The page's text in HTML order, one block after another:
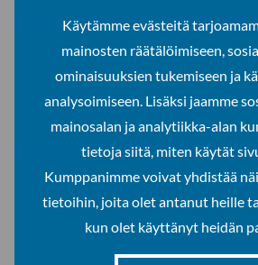
Käytämme evästeitä
mainosten räätälöimiseen,
ominaisuuksien tukemiseen ja
analysoimiseen. Lisäksi jaamme
mainosalan ja analytiikka-alan
tietoja siitä, miten käytät
Kumppanimme voivat yhdistää
tietoihin, joita olet antanut heille
kun olet käyttänyt heidän
Location
Saamelaiskulttuurikeskus Sajos, Inari
Share on social media